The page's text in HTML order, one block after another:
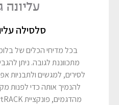
סלסילה
בכל מדיחי הכלים של
מתכווננת לגובה. ניתן
לסירים, למגשים ולתבניות
להנמיך אותה כדי לפנות